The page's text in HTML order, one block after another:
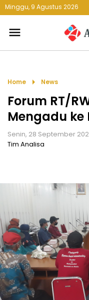
Minggu, 9 Agustus 2026
menu
Home arrow_right News
Forum RT/
Mengadu ke
Senin, 28 September
Tim Analisa